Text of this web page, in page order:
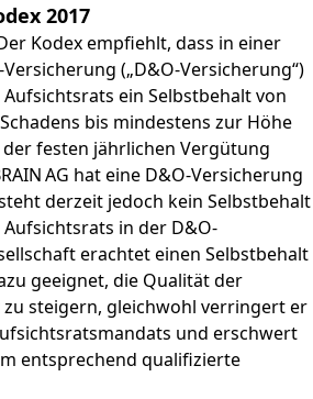
2017
Kodex empfiehlt, dass in einer
(„D&O-Versicherung“)
ein Selbstbehalt von
bis mindestens zur Höhe
festen jährlichen Vergütung
AG hat eine D&O-Versicherung
derzeit jedoch kein Selbstbehalt
in der D&O-
erachtet einen Selbstbehalt
geeignet, die Qualität der
steigern, gleichwohl verringert er
und erschwert
entsprechend qualifizierte